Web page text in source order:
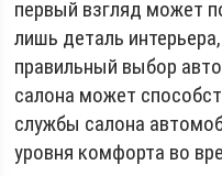
первый взгляд может
лишь деталь
правильный выбор
салона может
службы салона
уровня комфорта во